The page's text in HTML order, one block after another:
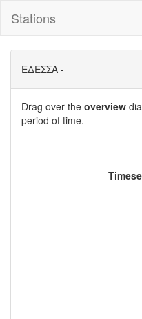
Stations
ΕΔΕΣΣΑ -
Drag over the overview
period of time.